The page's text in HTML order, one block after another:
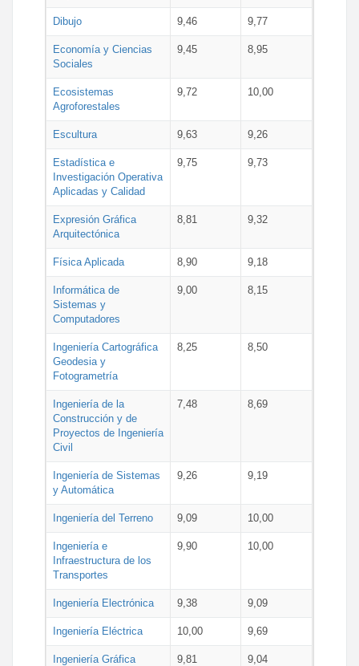
Dibujo 9,46 9,77
Economía y Ciencias
Sociales
9,45 8,95
Ecosistemas
Agroforestales
9,72 10,00
Escultura 9,63 9,26
Estadística e
Investigación Operativa
Aplicadas y Calidad
9,75 9,73
Expresión Gráfica
Arquitectónica
8,81 9,32
Física Aplicada 8,90 9,18
Informática de
Sistemas y
Computadores
9,00 8,15
Ingeniería Cartográfica
Geodesia y
Fotogrametría
8,25 8,50
Ingeniería de la
Construcción y de
Proyectos de Ingeniería
Civil
7,48 8,69
Ingeniería de Sistemas
y Automática
9,26 9,19
Ingeniería del Terreno 9,09 10,00
Ingeniería e
Infraestructura de los
Transportes
9,90 10,00
Ingeniería Electrónica 9,38 9,09
Ingeniería Eléctrica 10,00 9,69
Ingeniería Gráfica 9,81 9,04